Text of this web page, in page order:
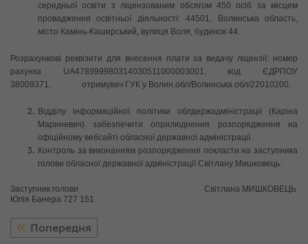
середньої освіти з ліцензованим обсягом 450 осіб за міcцем
провадження освітньої діяльності: 44501, Волинська область,
місто Камінь-Каширський, вулиця Воля, будинок 44.
Розрахункові реквізити для внесення плати за видачу ліцензії: номер
рахунка UA478999980314030511000003001, код ЄДРПОУ
38009371, отримувач ГУК у Волин.обл/Волинська.обл/22010200.
Відділу інформаційної політики облдержадміністрації (Каріна
Мариневич) забезпечити оприлюднення розпорядження на
офіційному вебсайті обласної державної адміністрації.
Контроль за виконанням розпорядження покласти на заступника
голови обласної державної адміністрації Світлану Мишковець.
Заступник голови Світлана МИШКОВЕЦЬ
Юлія Банера 727 151
Попередня